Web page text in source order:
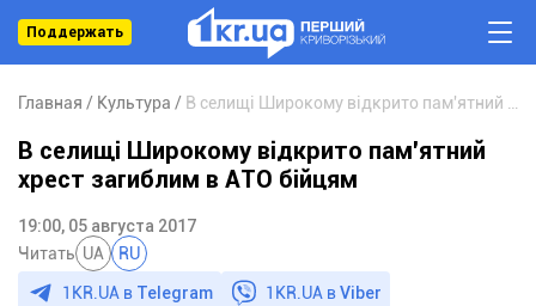
Поддержать
Главная Культура
В селищі Широкому відкрито пам'ятний
хрест загиблим в АТО бійцям
19:00, 05 августа 2017
Читать UA RU
1KR.UA в Telegram 1KR.UA вViber